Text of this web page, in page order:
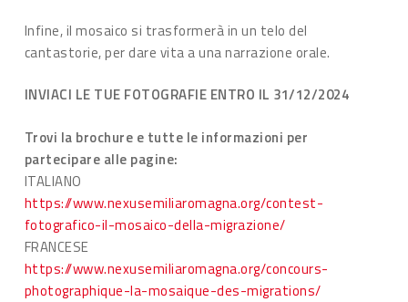
Infine, il mosaico si trasformerà in un telo del
cantastorie, per dare vita a una narrazione orale.
INVIACI LE TUE FOTOGRAFIE ENTRO IL 31/12/2024
Trovi la brochure e tutte le informazioni per
partecipare alle pagine:
ITALIANO
https://www.nexusemiliaromagna.org/contest-
fotografico-il-mosaico-della-migrazione/
FRANCESE
https://www.nexusemiliaromagna.org/concours-
photographique-la-mosaique-des-migrations/